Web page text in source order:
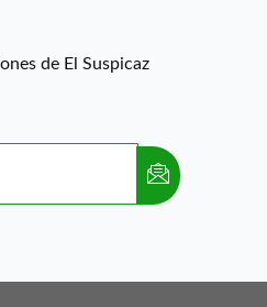
de El Suspicaz